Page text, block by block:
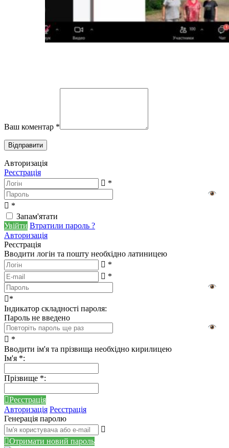
Ваш коментар *
Авторизація
Реєстрація
*
*
Запам'ятати
Увійти Втратили пароль ?
Авторизація
Реєстрація
Вводити логін та пошту необхідно латиницею
*
*
*
Індикатор складності пароля:
Пароль не введено
*
Вводити ім'я та прізвища необхідно кирилицею
Ім'я *:
Прізвище *:
Реєстрація
Авторизація Реєстрація
Генерація паролю
Отримати новий пароль